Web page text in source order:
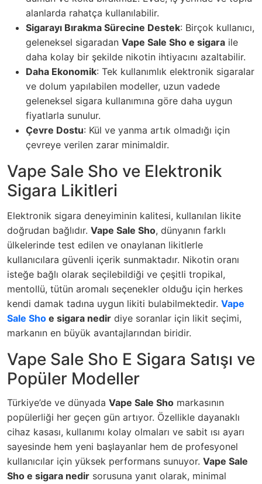
alanlarda rahatça kullanılabilir.
Sigarayı Bırakma Sürecine Destek: Birçok kullanıcı,
geleneksel sigaradan Vape Sale Sho e sigara ile
daha kolay bir şekilde nikotin ihtiyacını azaltabilir.
Daha Ekonomik: Tek kullanımlık elektronik sigaralar
ve dolum yapılabilen modeller, uzun vadede
geleneksel sigara kullanımına göre daha uygun
fiyatlarla sunulur.
Çevre Dostu: Kül ve yanma artık olmadığı için
çevreye verilen zarar minimaldir.
Vape Sale Sho ve Elektronik
Sigara Likitleri
Elektronik sigara deneyiminin kalitesi, kullanılan likite
doğrudan bağlıdır. Vape Sale Sho, dünyanın farklı
ülkelerinde test edilen ve onaylanan likitlerle
kullanıcılara güvenli içerik sunmaktadır. Nikotin oranı
isteğe bağlı olarak seçilebildiği ve çeşitli tropikal,
mentollü, tütün aromalı seçenekler olduğu için herkes
kendi damak tadına uygun likiti bulabilmektedir. Vape
Sale Sho e sigara nedir diye soranlar için likit seçimi,
markanın en büyük avantajlarından biridir.
Vape Sale Sho E Sigara Satışı ve
Popüler Modeller
Türkiye’de ve dünyada Vape Sale Sho markasının
popülerliği her geçen gün artıyor. Özellikle dayanaklı
cihaz kasası, kullanımı kolay olmaları ve sabit ısı ayarı
sayesinde hem yeni başlayanlar hem de profesyonel
kullanıcılar için yüksek performans sunuyor. Vape Sale
Sho e sigara nedir sorusuna yanıt olarak, minimal